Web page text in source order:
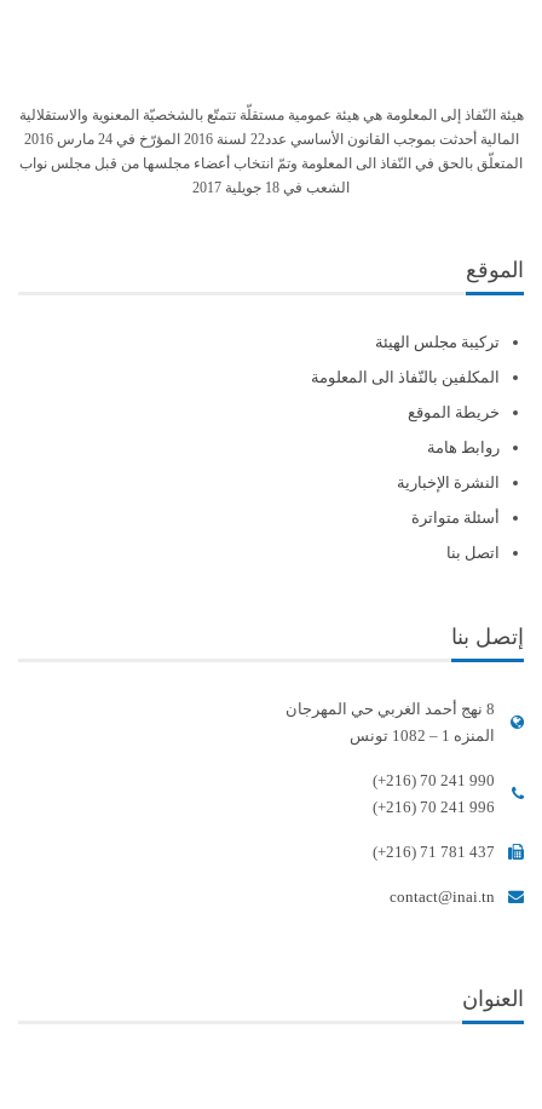
هيئة النّفاذ إلى المعلومة هي هيئة عمومية مستقلّة تتمتّع بالشخصيّة المعنوية والاستقلالية
المالية أحدثت بموجب القانون الأساسي عدد22 لسنة 2016 المؤرّخ في 24 مارس 2016
المتعلّق بالحق في النّفاذ الى المعلومة وتمّ انتخاب أعضاء مجلسها من قبل مجلس نواب
الشعب في 18 جويلية 2017
الموقع
تركيبة مجلس الهيئة
المكلفين بالنّفاذ الى المعلومة
خريطة الموقع
روابط هامة
النشرة الإخبارية
أسئلة متواترة
اتصل بنا
إتصل بنا
8 نهج أحمد الغربي حي المهرجان
المنزه 1 – 1082 تونس
(+216) 70 241 990
(+216) 70 241 996
(+216) 71 781 437
contact@inai.tn
العنوان